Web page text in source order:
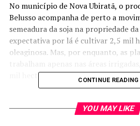
No município de Nova Ubiratã, o
Belusso acompanha de perto a
semeadura da soja na propriedade
expectativa por lá é cultivar 2,5 mil
oleaginosa. Mas, por enquanto, as
mil hectares.
Mato Grosso já conta com uma área
CONTINUE READING
YOU MAY LIKE